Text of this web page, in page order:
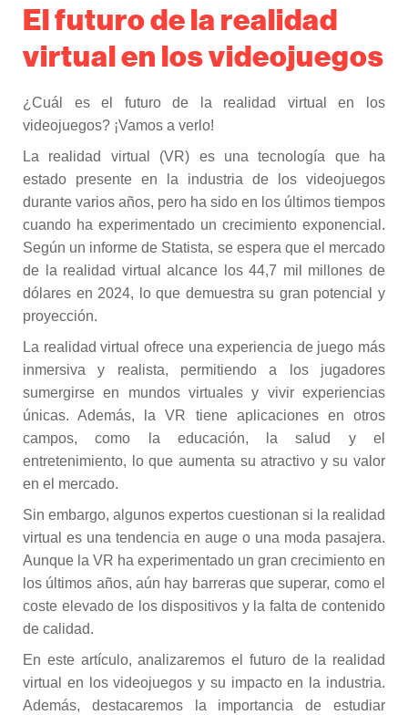
El futuro de la realidad
virtual en los videojuegos
¿Cuál es el futuro de la realidad virtual en los
videojuegos? ¡Vamos a verlo!
La realidad virtual (VR) es una tecnología que ha
estado presente en la industria de los videojuegos
durante varios años, pero ha sido en los últimos tiempos
cuando ha experimentado un crecimiento exponencial.
Según un informe de Statista, se espera que el mercado
de la realidad virtual alcance los 44,7 mil millones de
dólares en 2024, lo que demuestra su gran potencial y
proyección.
La realidad virtual ofrece una experiencia de juego más
inmersiva y realista, permitiendo a los jugadores
sumergirse en mundos virtuales y vivir experiencias
únicas. Además, la VR tiene aplicaciones en otros
campos, como la educación, la salud y el
entretenimiento, lo que aumenta su atractivo y su valor
en el mercado.
Sin embargo, algunos expertos cuestionan si la realidad
virtual es una tendencia en auge o una moda pasajera.
Aunque la VR ha experimentado un gran crecimiento en
los últimos años, aún hay barreras que superar, como el
coste elevado de los dispositivos y la falta de contenido
de calidad.
En este artículo, analizaremos el futuro de la realidad
virtual en los videojuegos y su impacto en la industria.
Además, destacaremos la importancia de estudiar